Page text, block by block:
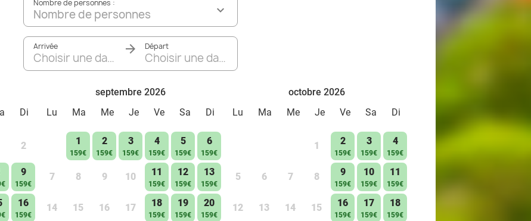
Nombre de personnes :
Nombre de personnes
Arrivée
Choisir une date
Départ
Choisir une date
Di
2
9
159€
16
159€
septembre 2026
Lu
Ma Me Je Ve Sa Di
1
159€
2
159€
3
159€
4
159€
5
159€
6
159€
7 8 9 10 11
159€
12
159€
13
159€
14 15 16 17 18
159€
19
159€
20
159€
octobre 2026
Lu
Ma Me Je Ve Sa Di
1 2
159€
3
159€
4
159€
5 6 7 8 9
159€
10
159€
11
159€
12 13 14 15 16
159€
17
159€
18
159€